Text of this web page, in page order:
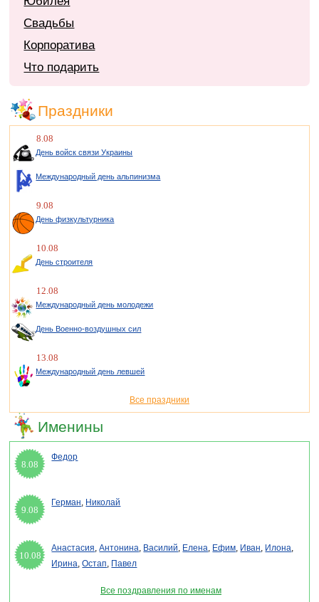
Свадьбы
Корпоратива
Что подарить
Праздники
8.08
День войск связи Украины
Международный день альпинизма
9.08
День физкультурника
10.08
День строителя
12.08
Международный день молодежи
День Военно-воздушных сил
13.08
Международный день левшей
Все праздники
Именины
8.08
Федор
9.08
Герман, Николай
10.08
Анастасия,Антонина, Василий, Елена, Ефим, Иван, Илона,
Ирина,Остап, Павел
Все поздравления по именам